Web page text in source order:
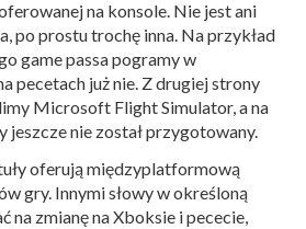
na konsole. Nie jest ani
po prostu trochę inna. Na przykład
game passa pogramy w
pecetach już nie. Z drugiej strony
Microsoft Flight Simulator, a na
jeszcze nie został przygotowany.
oferują międzyplatformową
gry. Innymi słowy w określoną
na zmianę na Xboksie i pececie,